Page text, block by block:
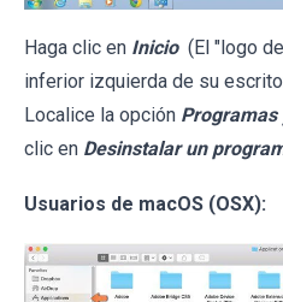
Haga clic en Inicio (El "logo
inferior izquierda de su
Localice la opción
clic en Desinstalar un
Usuarios de macOS (OSX):